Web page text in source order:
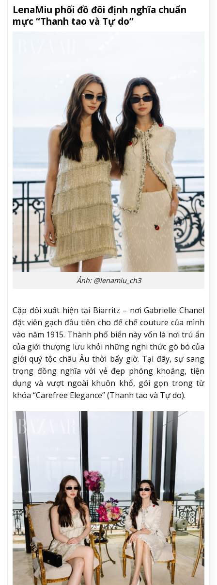
LenaMiu phối đồ đôi định nghĩa chuẩn
mực “Thanh tao và Tự do”
Ảnh: @lenamiu_ch3
Cặp đôi xuất hiện tại Biarritz – nơi Gabrielle Chanel
đặt viên gạch đầu tiên cho đế chế couture của mình
vào năm 1915. Thành phố biển này vốn là nơi trú ẩn
của giới thượng lưu khỏi những nghi thức gò bó của
giới quý tộc châu Âu thời bấy giờ. Tại đây, sự sang
trọng đồng nghĩa với vẻ đẹp phóng khoáng, tiện
dụng và vượt ngoài khuôn khổ, gói gọn trong từ
khóa “Carefree Elegance” (Thanh tao và Tự do).